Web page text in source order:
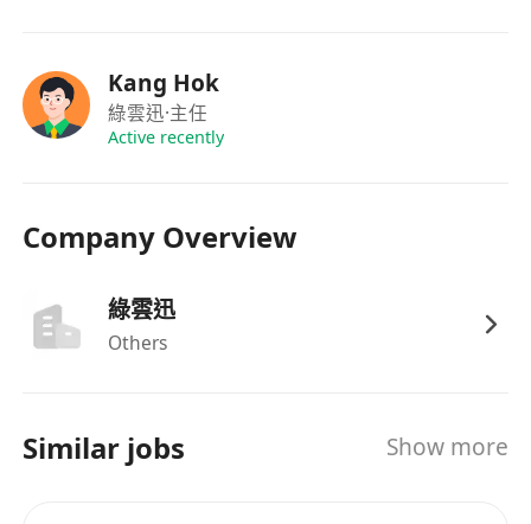
Kang Hok
綠雲迅·主任
Active recently
Company Overview
綠雲迅
Others
Similar jobs Show more